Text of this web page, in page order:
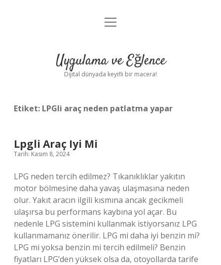
Anasayfa
Yasal Uyarı
menüyü
Uygulama ve Eğlence
Dijital dünyada keyifli bir macera!
Etiket: LPGli araç neden patlatma yapar
Lpgli Araç Iyi Mi
Tarih: Kasım 8, 2024
LPG neden tercih edilmez? Tıkanıklıklar yakıtın
motor bölmesine daha yavaş ulaşmasına neden
olur. Yakıt aracın ilgili kısmına ancak gecikmeli
ulaşırsa bu performans kaybına yol açar. Bu
nedenle LPG sistemini kullanmak istiyorsanız LPG
kullanmamanız önerilir. LPG mi daha iyi benzin mi?
LPG mi yoksa benzin mi tercih edilmeli? Benzin
fiyatları LPG’den yüksek olsa da, otoyollarda tarife